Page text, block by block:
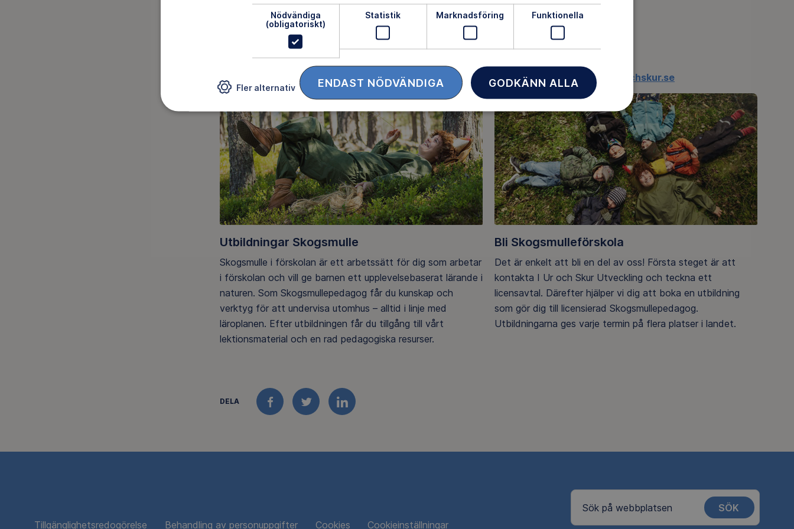
Låt barnens äventyr i naturen börja med Skogsmulle i förskolan!
Kontakta oss
Vill du veta mer som vårdnadshavare eller licenstagare, kontakta oss gärna oss på info@iurochskur.se
Utbildningar Skogsmulle
Skogsmulle i förskolan är ett arbetssätt för dig som arbetar
i förskolan och vill ge barnen ett upplevelsebaserat lärande i
naturen. Som Skogsmullepedagog får du kunskap och
verktyg för att undervisa utomhus – alltid i linje med
läroplanen. Efter utbildningen får du tillgång till vårt
lektionsmaterial och en rad pedagogiska resurser.
Bli Skogsmulleförskola
Det är enkelt att bli en del av oss! Första steget är att
kontakta I Ur och Skur Utveckling och teckna ett
licensavtal. Därefter hjälper vi dig att boka en utbildning
som gör dig till licensierad Skogsmullepedagog.
Utbildningarna ges varje termin på flera platser i landet.
DELA
FACEBOOKTWITTERLINKEDIN
Tillgänglighetsredogörelse Behandling av personuppgifter Cookies Cookieinställningar
Sök på webbplatsen SÖK
Nödvändiga
(obligatoriskt)
Statistik Marknadsföring Funktionella
GODKÄNN ALLA
ENDAST NÖDVÄNDIGA
Fler alternativ